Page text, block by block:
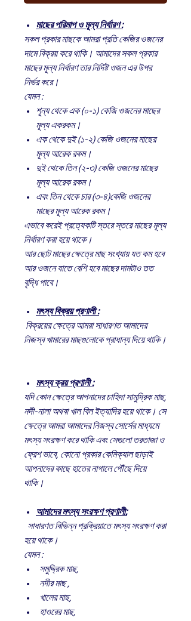
মাছের পরিমাপ ও মূল্য নির্ধারণ :
সকল প্রকার মাছকে আমরা প্রতি কেজির ওজনের
দামে বিক্রয় করে থাকি। আমাদের সকল প্রকার
মাছের মূল্য নির্ধারণ তার নির্দিষ্ট ওজন এর উপর
নির্ভর করে।
যেমন :
শূন্য থেকে এক (০-১) কেজি ওজনের মাছের
মূল্য একরকম।
এক থেকে দুই (১-২) কেজি ওজনের মাছের
মূল্য আরেক রকম।
দুই থেকে তিন (২-৩) কেজি ওজনের মাছের
মূল্য আরেক রকম।
এবং তিন থেকে চার (৩-৪)কেজি ওজনের
মাছের মূল্য আরেক রকম।
এভাবে করেই প্রত্যেকটি স্তরে স্তরে মাছের মূল্য
নির্ধারণ করা হয়ে থাকে।
আর ছোট মাছের ক্ষেত্রে মাছ সংখ্যায় যত কম হবে
আর ওজনে যাতে বেশি হবে মাছের দামটাও তত
বৃদ্ধি পাবে।
মৎস্য বিক্রয় প্রণালী :
বিক্রয়ের ক্ষেত্রে আমরা সাধারণত আমাদের
নিজস্ব খামারের মাছগুলোকে প্রাধান্য দিয়ে থাকি।
মৎস্য ক্রয় প্রণালী :
যদি কোন ক্ষেত্রে আপনাদের চাহিদা সামুদ্রিক মাছ,
নদী-নালা অথবা খাল বিল ইত্যাদির হয়ে থাকে। সে
ক্ষেত্রে আমরা আমাদের নিজস্ব সোর্সের মাধ্যমে
মৎস্য সংরক্ষণ করে থাকি এবং সেগুলো তরতাজা ও
ফ্রেশ ভাবে, কোনো প্রকার কেমিক্যাল ছাড়াই
আপনাদের কাছে হাতের নাগালে পৌঁছে দিয়ে
থাকি।
আমাদের মৎস্য সংরক্ষণ প্রণালী:
সাধারণত বিভিন্ন প্রক্রিয়াতে মৎস্য সংরক্ষণ করা
হয়ে থাকে।
যেমন :
সমুদ্দ্রিক মাছ,
নদীর মাছ ,
খালের মাছ,
হাওরের মাছ,